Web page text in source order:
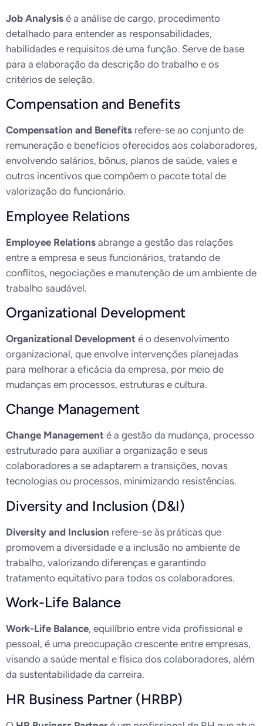
Job Analysis é a análise de cargo, procedimento
detalhado para entender as responsabilidades,
habilidades e requisitos de uma função. Serve de base
para a elaboração da descrição do trabalho e os
critérios de seleção.
Compensation and Benefits
Compensation and Benefits refere-se ao conjunto de
remuneração e benefícios oferecidos aos colaboradores,
envolvendo salários, bônus, planos de saúde, vales e
outros incentivos que compõem o pacote total de
valorização do funcionário.
Employee Relations
Employee Relations abrange a gestão das relações
entre a empresa e seus funcionários, tratando de
conflitos, negociações e manutenção de um ambiente de
trabalho saudável.
Organizational Development
Organizational Development é o desenvolvimento
organizacional, que envolve intervenções planejadas
para melhorar a eficácia da empresa, por meio de
mudanças em processos, estruturas e cultura.
Change Management
Change Management é a gestão da mudança, processo
estruturado para auxiliar a organização e seus
colaboradores a se adaptarem a transições, novas
tecnologias ou processos, minimizando resistências.
Diversity and Inclusion (D&I)
Diversity and Inclusion refere-se às práticas que
promovem a diversidade e a inclusão no ambiente de
trabalho, valorizando diferenças e garantindo
tratamento equitativo para todos os colaboradores.
Work-Life Balance
Work-Life Balance, equilíbrio entre vida profissional e
pessoal, é uma preocupação crescente entre empresas,
visando a saúde mental e física dos colaboradores, além
da sustentabilidade da carreira.
HR Business Partner (HRBP)